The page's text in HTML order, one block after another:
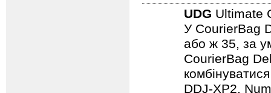
UDG Ultimate
У CourierBag
або ж 35, за
CourierBag
DDJ-XP2,